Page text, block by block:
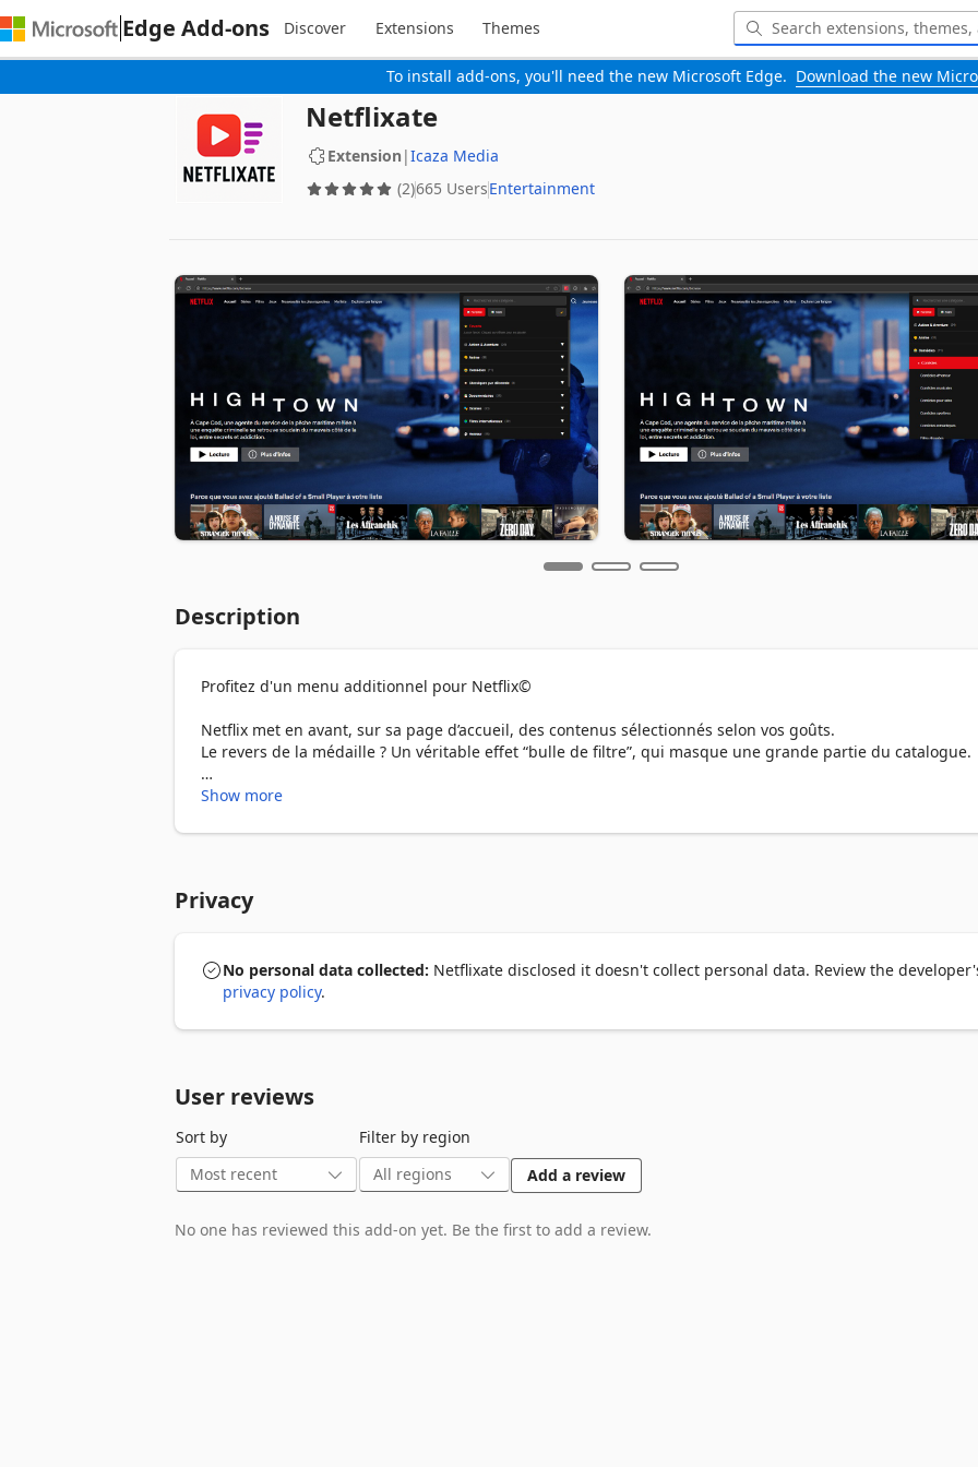
To install add-ons, you'll need the new Microsoft Edge. Download the new
Edge Add-ons Discover Extensions Themes
Netflixate
Extension |Icaza Media
(2)665 UsersEntertainment
Description
Profitez d'un menu additionnel pour Netflix©
Netflix met en avant, sur sa page d’accueil, des contenus sélectionnés selon vos goûts.
Le revers de la médaille ? Un véritable effet “bulle de filtre”, qui masque une grande partie du catalogue.
Avec Netflixate, libérez-vous de ces suggestions limitées et explorez en profondeur les films et séries
contenus en un seul clic.
- Barre de recherche en temps réel avec icône
- Filtre instantané sur toutes les 248 catégories
📁 Organisation par sections
- Compteur de catégories par section
⭐ Système de favoris
- Cliquez sur l'étoile pour ajouter/retirer des favoris
- Persistance des favoris
Show more
Privacy
No personal data collected: Netflixate disclosed it doesn't collect personal data. Review the
privacy policy.
User reviews
Sort by
Filter by region
Add a review
No one has reviewed this add-on yet. Be the first to add a review.